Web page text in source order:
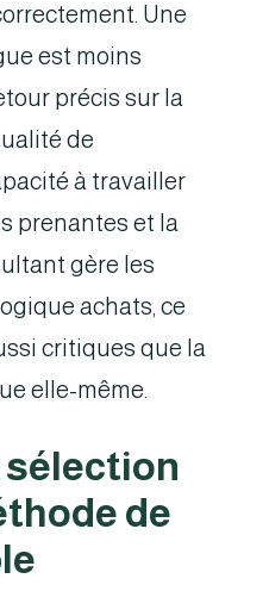
Une
est moins
précis sur la
de
à travailler
prenantes et la
gère les
achats, ce
critiques que la
elle-même.
sélection
de